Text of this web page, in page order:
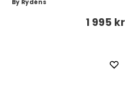
By Rydéns
1 995 kr